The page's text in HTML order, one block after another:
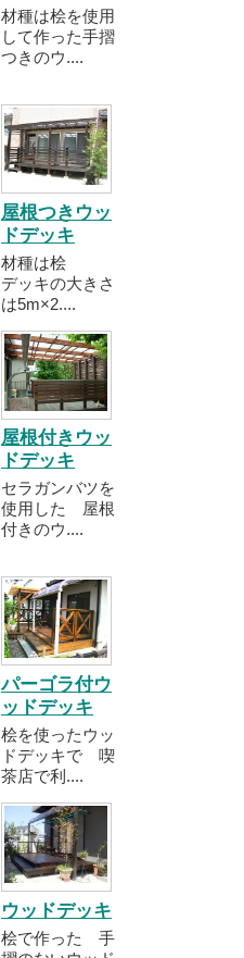
材種は桧を使用
して作った手摺
つきのウ....
屋根つきウッ
ドデッキ
材種は桧
デッキの大きさ
は5m×2....
屋根付きウッ
ドデッキ
セラガンバツを
使用した 屋根
付きのウ....
パーゴラ付ウ
ッドデッキ
桧を使ったウッ
ドデッキで 喫
茶店で利....
ウッドデッキ
桧で作った 手